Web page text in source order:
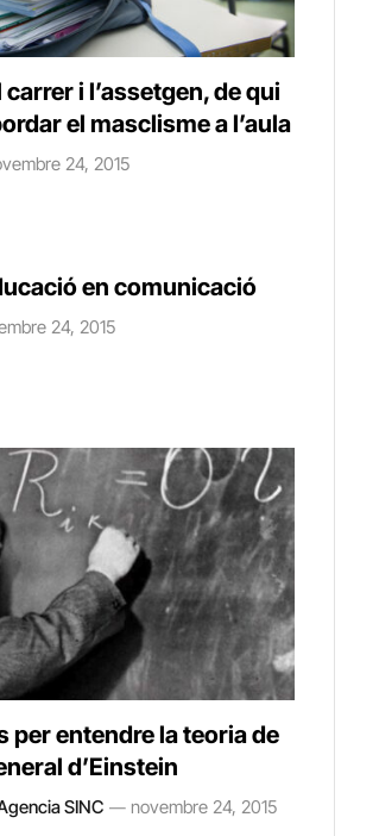
carrer i l’assetgen, de qui
el masclisme a l’aula
24, 2015
en comunicació
24, 2015
per entendre la teoria de
d’Einstein
SINC novembre 24, 2015